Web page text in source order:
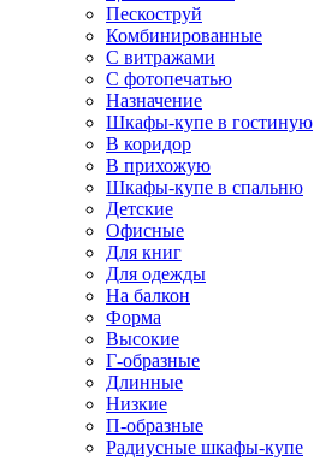
Пескоструй
Комбинированные
С витражами
С фотопечатью
Назначение
Шкафы-купе в гостиную
В коридор
В прихожую
Шкафы-купе в спальню
Детские
Офисные
Для книг
Для одежды
На балкон
Форма
Высокие
Г-образные
Длинные
Низкие
П-образные
Радиусные шкафы-купе